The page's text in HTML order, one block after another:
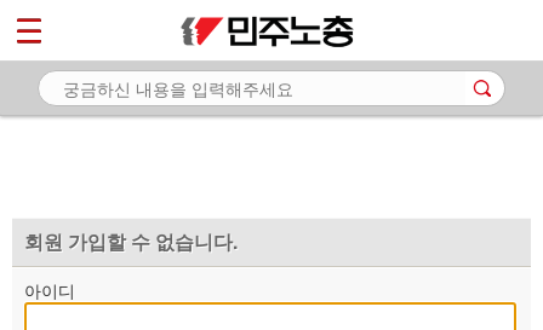
회원 가입할 수 없습니다.
아이디
마이페이지
소개
자료
부설기관